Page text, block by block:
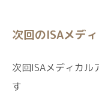
次回のISAメデ
次回ISAメディカル
す